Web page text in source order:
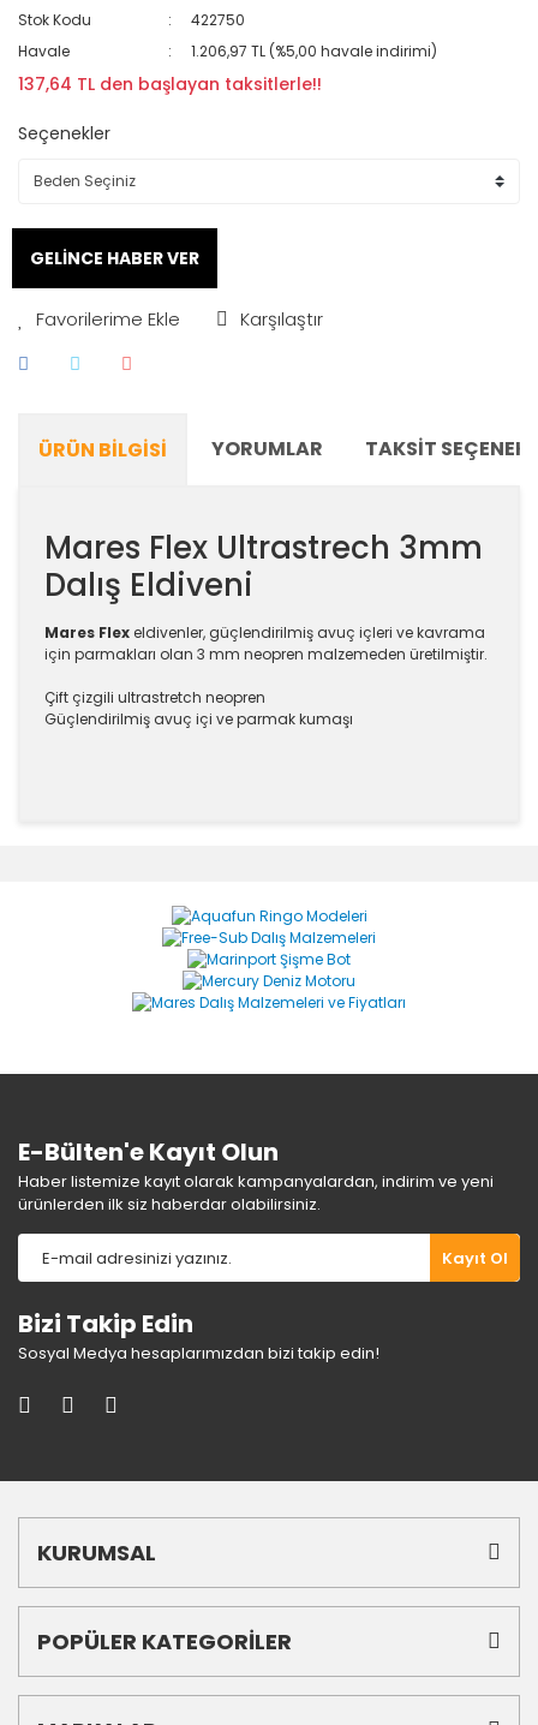
Stok Kodu
422750
Havale
1.206,97 TL (%5,00 havale indirimi)
137,64 TL den başlayan taksitlerle!!
Seçenekler
GELİNCE HABER VER
Karşılaştır
ÜRÜN BILGISI YORUMLAR TAKSIT
Mares Flex Ultrastrech 3mm
Dalış Eldiveni
Mares Flex eldivenler, güçlendirilmiş avuç içleri ve kavrama
için parmakları olan 3 mm neopren malzemeden üretilmiştir.
Çift çizgili ultrastretch neopren
Güçlendirilmiş avuç içi ve parmak kumaşı
Yorum Yaz
Ürün resmi kalitesiz, bozuk veya görüntülenemiyor.
Ürün açıklamasında eksik bilgiler bulunuyor.
Ürün bilgilerinde hatalar bulunuyor.
E-Bülten'e Kayıt Olun
Haber listemize kayıt olarak kampanyalardan, indirim ve yeni
ürünlerden ilk siz haberdar olabilirsiniz.
Kayıt Ol
Bizi Takip Edin
Sosyal Medya hesaplarımızdan bizi takip edin!
KURUMSAL
POPÜLER KATEGORİLER